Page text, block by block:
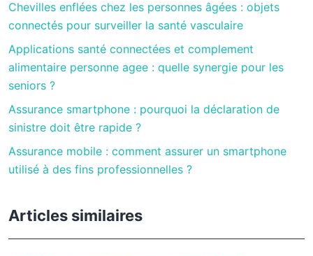
Chevilles enflées chez les personnes âgées : objets
connectés pour surveiller la santé vasculaire
Applications santé connectées et complement
alimentaire personne agee : quelle synergie pour les
seniors ?
Assurance smartphone : pourquoi la déclaration de
sinistre doit être rapide ?
Assurance mobile : comment assurer un smartphone
utilisé à des fins professionnelles ?
Articles similaires